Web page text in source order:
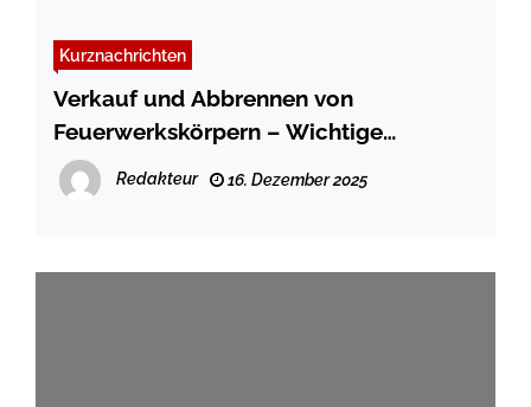
Kurznachrichten
Verkauf und Abbrennen von
Feuerwerkskörpern – Wichtige
Hinweise der Flensburger
Ordnungsverwaltung
Redakteur 16. Dezember 2025